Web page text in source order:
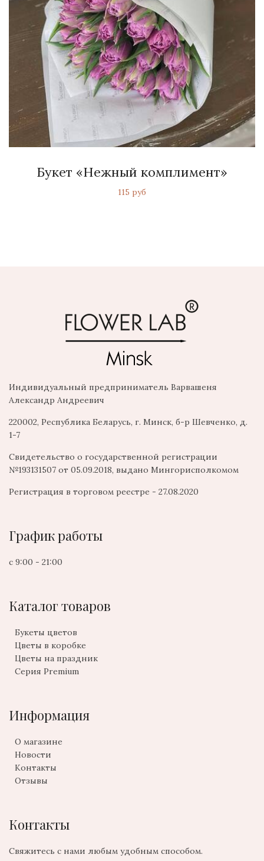
Букет «Нежный комплимент»
115 руб
Индивидуальный предприниматель Варвашеня
Александр Андреевич
220002, Республика Беларусь, г. Минск, б-р Шевченко, д.
1-7
Свидетельство о государственной регистрации
№193131507 от 05.09.2018, выдано Мингорисполкомом
Регистрация в торговом реестре - 27.08.2020
График работы
с 9:00 - 21:00
Каталог товаров
Букеты цветов
Цветы в коробке
Цветы на праздник
Серия Premium
Информация
О магазине
Новости
Контакты
Отзывы
Контакты
Свяжитесь с нами любым удобным способом.